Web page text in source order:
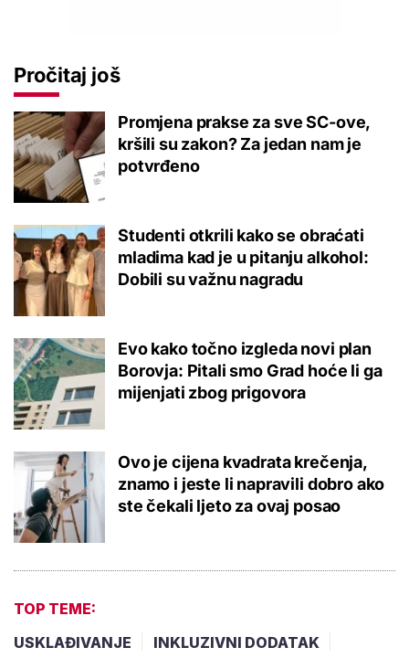
Pročitaj još
Promjena prakse za sve SC-ove,
kršili su zakon? Za jedan nam je
potvrđeno
Studenti otkrili kako se obraćati
mladima kad je u pitanju alkohol:
Dobili su važnu nagradu
Evo kako točno izgleda novi plan
Borovja: Pitali smo Grad hoće li ga
mijenjati zbog prigovora
Ovo je cijena kvadrata krečenja,
znamo i jeste li napravili dobro ako
ste čekali ljeto za ovaj posao
TOP TEME:
USKLAĐIVANJE
INKLUZIVNI DODATAK